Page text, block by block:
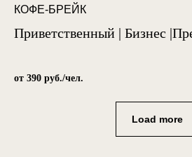
КОФЕ-БРЕЙК
Приветственный | Бизнес
от 390 руб./чел.
Load more